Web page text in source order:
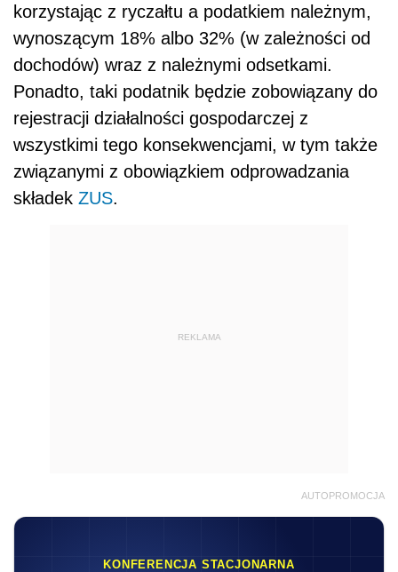
korzystając z ryczałtu a podatkiem należnym,
wynoszącym 18% albo 32% (w zależności od
dochodów) wraz z należnymi odsetkami.
Ponadto, taki podatnik będzie zobowiązany do
rejestracji działalności gospodarczej z
wszystkimi tego konsekwencjami, w tym także
związanymi z obowiązkiem odprowadzania
składek ZUS.
REKLAMA
AUTOPROMOCJA
KONFERENCJA STACJONARNA